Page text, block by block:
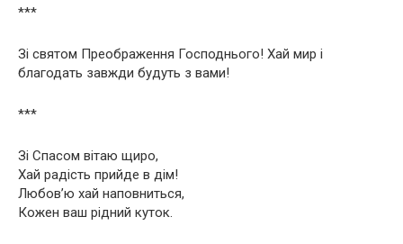
***
Зі святом Преображення Господнього! Хай мир і
благодать завжди будуть з вами!
***
Зі Спасом вітаю щиро,
Хай радість прийде в дім!
Любов’ю хай наповниться,
Кожен ваш рідний куток.